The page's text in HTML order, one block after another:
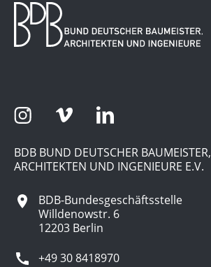
BDB BUND DEUTSCHER BAUMEISTER,
ARCHITEKTEN UND INGENIEURE E.V.
BDB-Bundesgeschäftsstelle
Willdenowstr. 6
12203 Berlin
+49 30 8418970